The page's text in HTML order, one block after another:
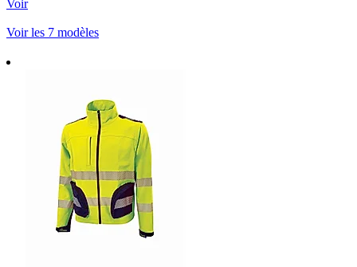
Voir
Voir les 7 modèles